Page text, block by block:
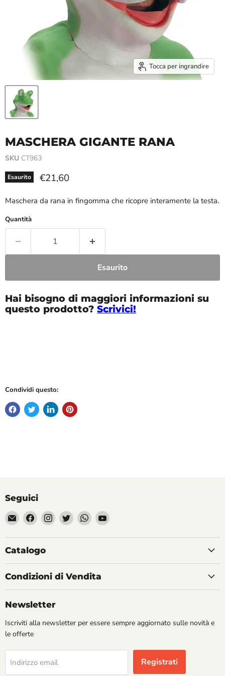
Tocca per ingrandire
MASCHERA GIGANTE RANA
SKU CT963
Esaurito Prezzo attuale
€21,60
Maschera da rana in fingomma che ricopre interamente la testa.
Quantità
Esaurito
Hai bisogno di maggiori informazioni su
questo prodotto? Scrivici!
Condividi questo:
Seguici
Email
Divertilandia.it
Trovaci
su
Facebook
Trovaci
su
Instagram
Trovaci
su
Twitter
Trovaci
su
WhatsApp
Trovaci
YouTube
Catalogo
Condizioni di Vendita
Newsletter
Iscriviti alla newsletter per essere sempre aggiornato sulle novità e
le offerte
Indirizzo email Registrati